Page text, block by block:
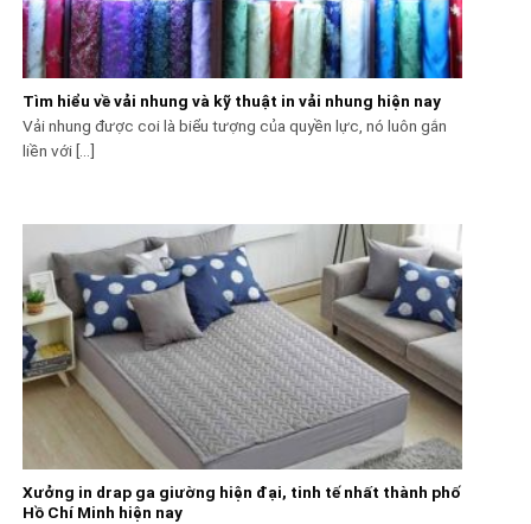
Tìm hiểu về vải nhung và kỹ thuật in vải nhung hiện nay
Vải nhung được coi là biểu tượng của quyền lực, nó luôn gắn
liền với [...]
Xưởng in drap ga giường hiện đại, tinh tế nhất thành phố
Hồ Chí Minh hiện nay